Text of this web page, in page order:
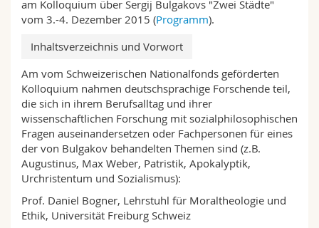
am Kolloquium über Sergij Bulgakovs "Zwei Städte"
vom 3.-4. Dezember 2015 (Programm).
Inhaltsverzeichnis und Vorwort
Am vom Schweizerischen Nationalfonds geförderten
Kolloquium nahmen deutschsprachige Forschende teil,
die sich in ihrem Berufsalltag und ihrer
wissenschaftlichen Forschung mit sozialphilosophischen
Fragen auseinandersetzen oder Fachpersonen für eines
der von Bulgakov behandelten Themen sind (z.B.
Augustinus, Max Weber, Patristik, Apokalyptik,
Urchristentum und Sozialismus):
Prof. Daniel Bogner, Lehrstuhl für Moraltheologie und
Ethik, Universität Freiburg Schweiz